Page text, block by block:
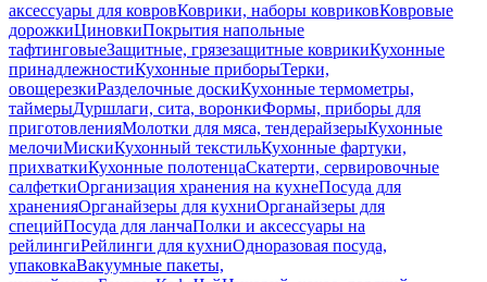
аксессуары для ковровКоврики, наборы ковриковКовровые
дорожкиЦиновкиПокрытия напольные
тафтинговыеЗащитные, грязезащитные коврикиКухонные
принадлежностиКухонные приборыТерки,
овощерезкиРазделочные доскиКухонные термометры,
таймерыДуршлаги, сита, воронкиФормы, приборы для
приготовленияМолотки для мяса, тендерайзерыКухонные
мелочиМискиКухонный текстильКухонные фартуки,
прихваткиКухонные полотенцаСкатерти, сервировочные
салфеткиОрганизация хранения на кухнеПосуда для
храненияОрганайзеры для кухниОрганайзеры для
специйПосуда для ланчаПолки и аксессуары на
рейлингиРейлинги для кухниОдноразовая посуда,
упаковкаВакуумные пакеты,